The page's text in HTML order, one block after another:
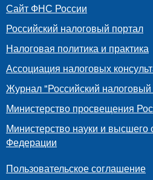
Сайт ФНС России
Российский налоговый портал
Налоговая политика и практика
Ассоциация налоговых
Журнал "Российский налоговый
Министерство просвещения
Министерство науки и высшего
Федерации
Пользовательское соглашение